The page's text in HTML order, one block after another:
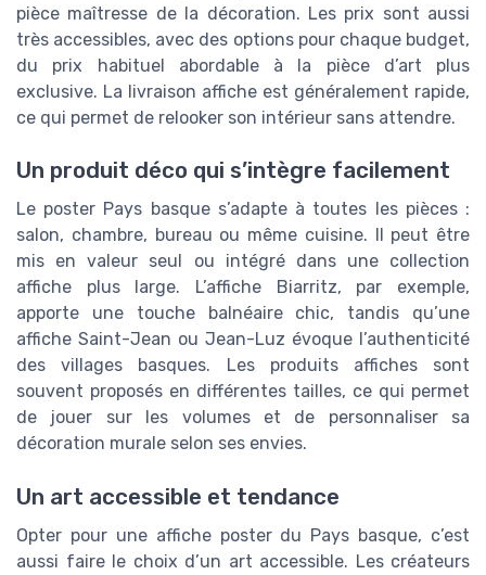
pièce maîtresse de la décoration. Les prix sont aussi
très accessibles, avec des options pour chaque budget,
du prix habituel abordable à la pièce d’art plus
exclusive. La livraison affiche est généralement rapide,
ce qui permet de relooker son intérieur sans attendre.
Un produit déco qui s’intègre facilement
Le poster Pays basque s’adapte à toutes les pièces :
salon, chambre, bureau ou même cuisine. Il peut être
mis en valeur seul ou intégré dans une collection
affiche plus large. L’affiche Biarritz, par exemple,
apporte une touche balnéaire chic, tandis qu’une
affiche Saint-Jean ou Jean-Luz évoque l’authenticité
des villages basques. Les produits affiches sont
souvent proposés en différentes tailles, ce qui permet
de jouer sur les volumes et de personnaliser sa
décoration murale selon ses envies.
Un art accessible et tendance
Opter pour une affiche poster du Pays basque, c’est
aussi faire le choix d’un art accessible. Les créateurs